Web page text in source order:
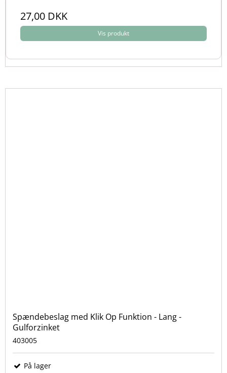
27,00 DKK
Vis produkt
Spændebeslag med Klik Op Funktion - Lang -
Gulforzinket
403005
På lager